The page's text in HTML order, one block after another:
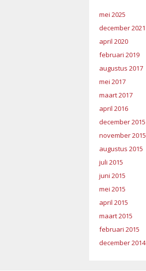
mei 2025
december 2021
april 2020
februari 2019
augustus 2017
mei 2017
maart 2017
april 2016
december 2015
november 2015
augustus 2015
juli 2015
juni 2015
mei 2015
april 2015
maart 2015
februari 2015
december 2014